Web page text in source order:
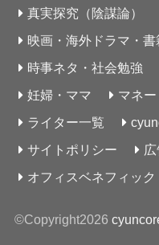
真実探究（陰謀論）
映画・海外ドラマ・
時事ネタ・社会勉強
妊婦・ママ
マネ
ライター一覧
サイトポリシー
オフィスベネフィック
©Copyright2026